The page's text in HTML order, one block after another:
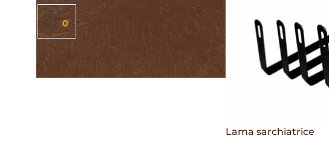
0
Lama sarchiatrice